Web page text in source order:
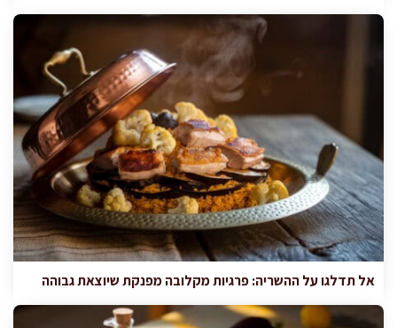
אל תדלגו על ההשריה: פרגיות מקלובה מפנקת שיוצאת גבוהה